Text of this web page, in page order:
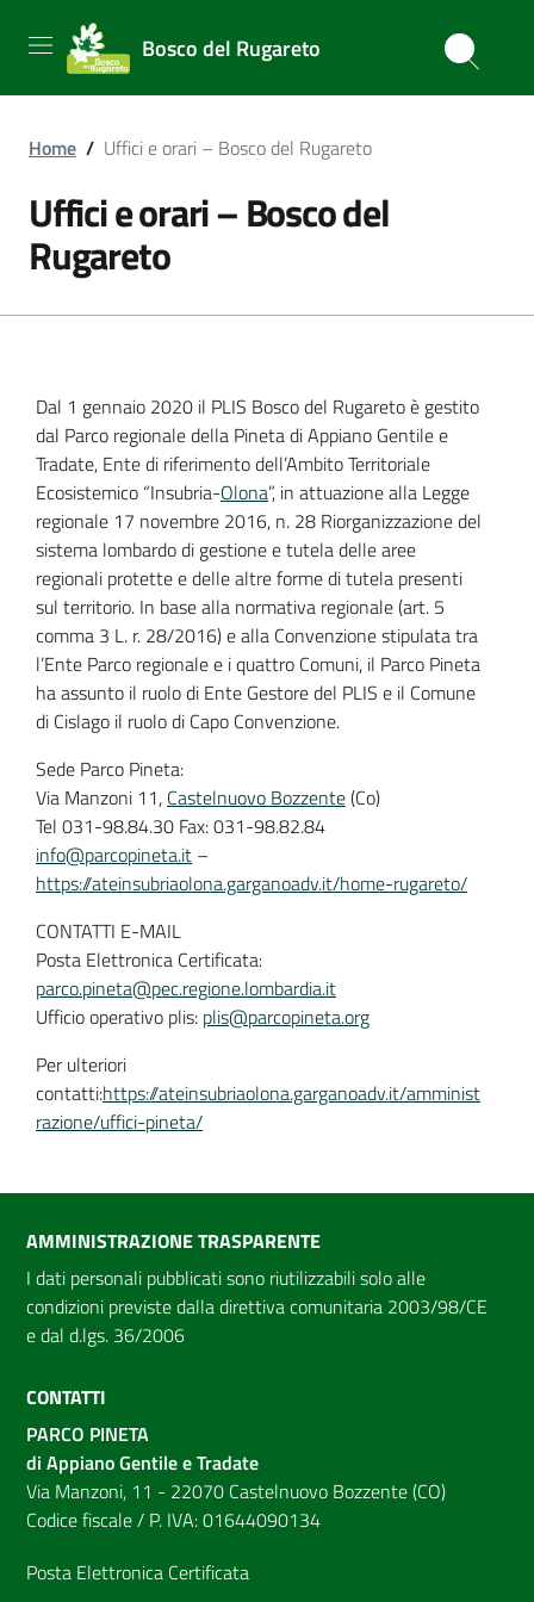
Bosco del Rugareto
Home / Uffici e orari – Bosco del Rugareto
Uffici e orari – Bosco del
Rugareto
Dal 1 gennaio 2020 il PLIS Bosco del Rugareto è gestito
dal Parco regionale della Pineta di Appiano Gentile e
Tradate, Ente di riferimento dell’Ambito Territoriale
Ecosistemico “Insubria-Olona”, in attuazione alla Legge
regionale 17 novembre 2016, n. 28 Riorganizzazione del
sistema lombardo di gestione e tutela delle aree
regionali protette e delle altre forme di tutela presenti
sul territorio. In base alla normativa regionale (art. 5
comma 3 L. r. 28/2016) e alla Convenzione stipulata tra
l’Ente Parco regionale e i quattro Comuni, il Parco Pineta
ha assunto il ruolo di Ente Gestore del PLIS e il Comune
di Cislago il ruolo di Capo Convenzione.
Sede Parco Pineta:
Via Manzoni 11, Castelnuovo Bozzente(Co)
Tel 031-98.84.30 Fax: 031-98.82.84
info@parcopineta.it –
https://ateinsubriaolona.garganoadv.it/home-rugareto/
CONTATTI E-MAIL
Posta Elettronica Certificata:
parco.pineta@pec.regione.lombardia.it
Ufficio operativo plis: plis@parcopineta.org
Per ulteriori
contatti:https://ateinsubriaolona.garganoadv.it/amminist
razione/uffici-pineta/
AMMINISTRAZIONE TRASPARENTE
I dati personali pubblicati sono riutilizzabili solo alle
condizioni previste dalla direttiva comunitaria 2003/98/CE
e dal d.lgs. 36/2006
CONTATTI
PARCO PINETA
di Appiano Gentile e Tradate
Via Manzoni, 11 - 22070 Castelnuovo Bozzente (CO)
Codice fiscale / P. IVA: 01644090134
Posta Elettronica Certificata